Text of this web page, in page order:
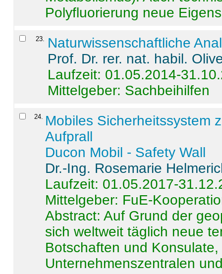
Polyfluorierung neue
23. Naturwissenschaftliche
Prof. Dr. rer. nat. habil.
Laufzeit: 01.05.2014-
Mittelgeber: Sachbeihilfen
24. Mobiles Sicherheitssystem
Aufprall
Ducon Mobil - Safety Wall
Dr.-Ing. Rosemarie
Laufzeit: 01.05.2017-
Mittelgeber: FuE-
Abstract:Auf Grund der
sich weltweit täglich neue
Botschaften und
Unternehmenszentralen